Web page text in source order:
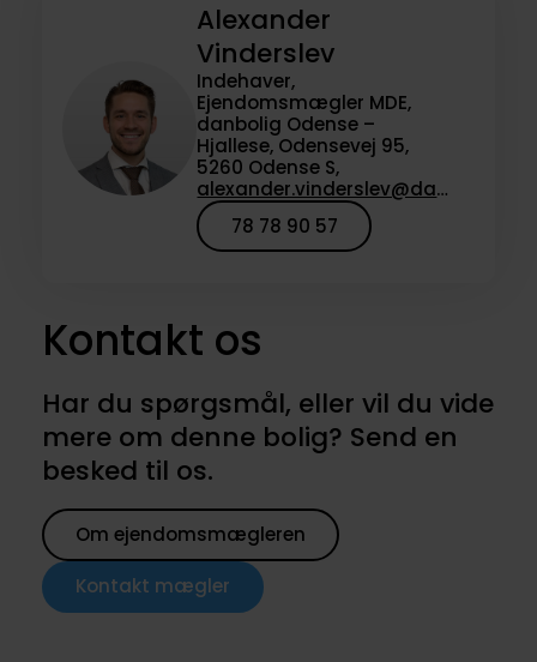
Alexander
Vinderslev
Indehaver,
Ejendomsmægler MDE,
danbolig Odense –
Hjallese, Odensevej 95,
5260 Odense S,
alexander.vinderslev@danbolig.dk
78 78 90 57
Kontakt os
Har du spørgsmål, eller vil du vide
mere om denne bolig? Send en
besked til os.
Om ejendomsmægleren
Kontakt mægler